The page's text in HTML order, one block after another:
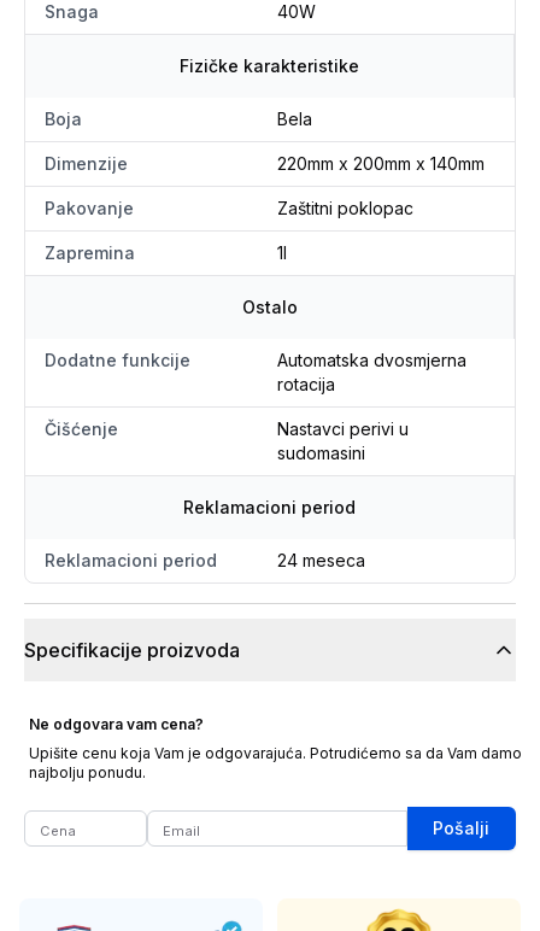
Snaga 40W
Fizičke karakteristike
Boja Bela
Dimenzije 220mm x 200mm x 140mm
Pakovanje Zaštitni poklopac
Zapremina 1l
Ostalo
Dodatne funkcije
Automatska dvosmjerna
rotacija
Čišćenje
Nastavci perivi u
sudomasini
Reklamacioni period
Reklamacioni period 24 meseca
Specifikacije proizvoda
Ne odgovara vam cena?
Upišite cenu koja Vam je odgovarajuća. Potrudićemo sa da Vam damo
najbolju ponudu.
Pošalji